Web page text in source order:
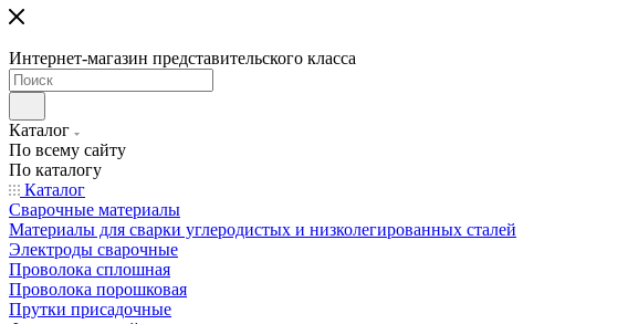
Интернет-магазин представительского класса
Каталог
По всему сайту
По каталогу
Каталог
Сварочные материалы
Материалы для сварки углеродистых и низколегированных сталей
Электроды сварочные
Проволока сплошная
Проволока порошковая
Прутки присадочные